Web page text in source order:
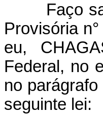
Faço
Provisória
eu,
Federal, no
no
seguinte lei: